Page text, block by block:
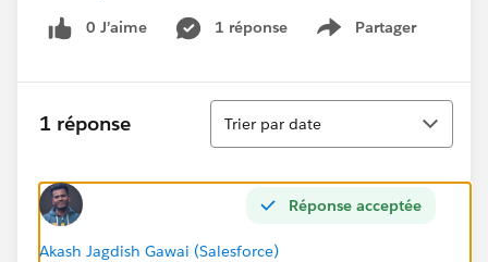
0 J’aime 1 réponse Partager
Show menu
1 réponse
Tri
Trier par date
Réponse acceptée
Akash Jagdish Gawai (Salesforce)